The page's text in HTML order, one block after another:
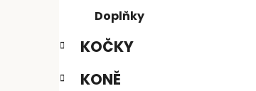
Doplňky
KOČKY
KONĚ